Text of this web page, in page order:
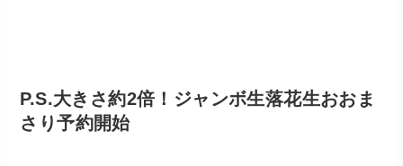
P.S.大きさ約2倍！ジャンボ生落花生おおま
さり予約開始